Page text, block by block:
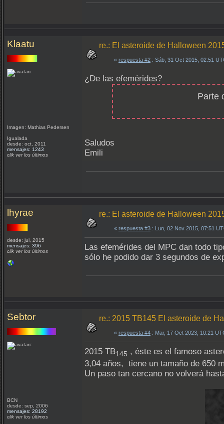
Klaatu
Imagen: Mathias Pedersen
Igualada
desde: oct, 2011
mensajes: 1243
clik ver los últimos
re.: El asteroide de Halloween
« respuesta #2 : Sáb, 31 Oct 2015, 02:51
¿De las efemérides?
Parte
Saludos
Emili
lhyrae
desde: jul, 2015
mensajes: 396
clik ver los últimos
re.: El asteroide de Halloween
« respuesta #3 : Lun, 02 Nov 2015, 07:51
Las efemérides del MPC dan todo
sólo he podido dar 3 segundos de
Sebtor
BCN
desde: sep, 2006
mensajes: 28192
clik ver los últimos
re.: 2015 TB145 El asteroide de
« respuesta #4 : Mar, 17 Oct 2023, 10:21
2015 TB145 , éste es el famoso
3,04 años, tiene un tamaño de 650
Un paso tan cercano no volverá